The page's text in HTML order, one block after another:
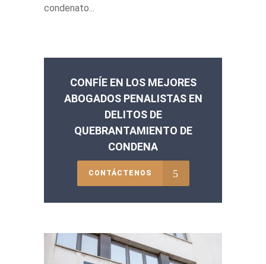
condenato...
CONFÍE EN LOS MEJORES
ABOGADOS PENALISTAS EN
DELITOS DE
QUEBRANTAMIENTO DE
CONDENA
CONTÁCTENOS